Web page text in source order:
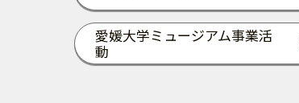
愛媛大学ミュージアム事業活
動